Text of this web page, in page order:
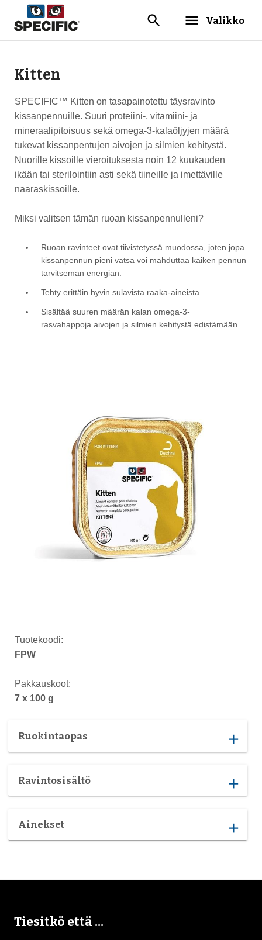
search menu Valikko
Kitten
SPECIFIC™ Kitten on tasapainotettu täysravinto
kissanpennuille. Suuri proteiini-, vitamiini- ja
mineraalipitoisuus sekä omega-3-kalaöljyjen määrä
tukevat kissanpentujen aivojen ja silmien kehitystä.
Nuorille kissoille vieroituksesta noin 12 kuukauden
ikään tai sterilointiin asti sekä tiineille ja imettäville
naaraskissoille.
Miksi valitsen tämän ruoan kissanpennulleni?
Ruoan ravinteet ovat tiivistetyssä muodossa, joten jopa
kissanpennun pieni vatsa voi mahduttaa kaiken pennun
tarvitseman energian.
Tehty erittäin hyvin sulavista raaka-aineista.
Sisältää suuren määrän kalan omega-3-
rasvahappoja aivojen ja silmien kehitystä edistämään.
Tuotekoodi:
FPW
Pakkauskoot:
7 x 100 g
Ruokintaopas add
Ravintosisältö add
Ainekset add
Tiesitkö että ...